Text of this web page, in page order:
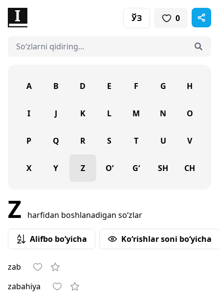
ЎЗ 0
A B D E F G H
I J K L M N O
P Q R S T U V
X Y Z O‘ G‘ SH CH
Z harfidan boshlanadigan so‘zlar
Alifbo bo‘yicha Ko‘rishlar soni bo‘yicha
zab
zabahiya